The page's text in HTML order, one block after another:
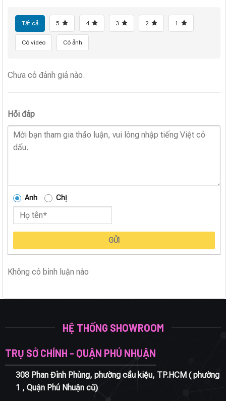
Tất cả 5 4 3 2 1
Có video Có ảnh
Chưa có đánh giá nào.
Hỏi đáp
Anh Chị
GỬI
Không có bình luận nào
HỆ THỐNG SHOWROOM
TRỤ SỞ CHÍNH - QUẬN PHÚ NHUẬN
308 Phan Đình Phùng, phường cầu kiệu, TP.HCM ( phường
1 , Quận Phú Nhuận cũ)